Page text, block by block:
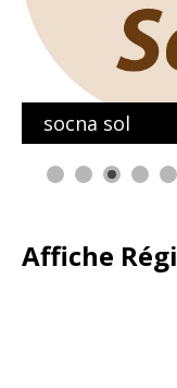
socna sol
Affiche